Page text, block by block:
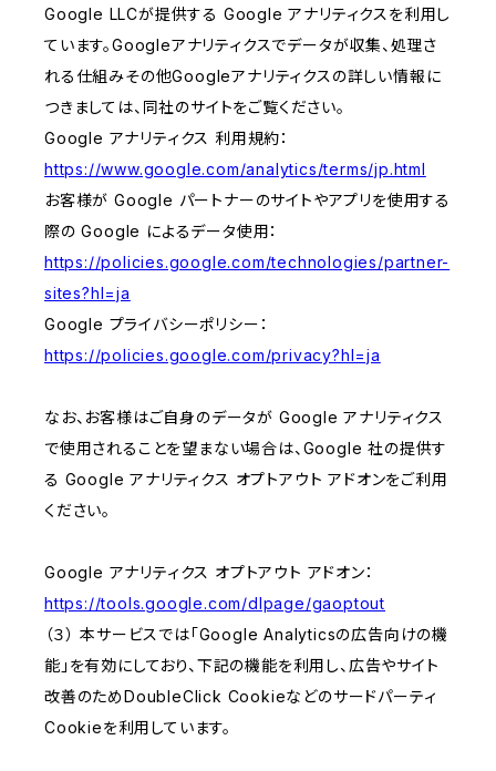
Google LLCが提供する Google アナリティクスを利用し
ています。Googleアナリティクスでデータが収集、処理さ
れる仕組みその他Googleアナリティクスの詳しい情報に
つきましては、同社のサイトをご覧ください。
Google アナリティクス 利用規約：
https://www.google.com/analytics/terms/jp.html
お客様が Google パートナーのサイトやアプリを使用する
際の Google によるデータ使用：
https://policies.google.com/technologies/partner-
sites?hl=ja
Google プライバシーポリシー：
https://policies.google.com/privacy?hl=ja
なお、お客様はご自身のデータが Google アナリティクス
で使用されることを望まない場合は、Google 社の提供す
る Google アナリティクス オプトアウト アドオンをご利用
ください。
Google アナリティクス オプトアウト アドオン：
https://tools.google.com/dlpage/gaoptout
（３） 本サービスでは「Google Analyticsの広告向けの機
能」を有効にしており、下記の機能を利用し、広告やサイト
改善のためDoubleClick Cookieなどのサードパーティ
Cookieを利用しています。